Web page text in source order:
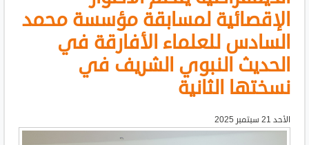
الإقصائية لمسابقة مؤسسة محمد
السادس للعلماء الأفارقة في
الحديث النبوي الشريف في
نسختها الثانية
الأحد 21 سبتمبر 2025